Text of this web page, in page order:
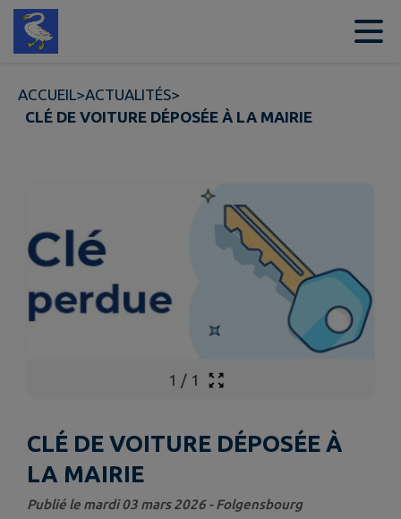
Contenu
ACCUEIL>ACTUALITÉS>
CLÉ DE VOITURE DÉPOSÉE À LA MAIRIE
1 / 1
CLÉ DE VOITURE DÉPOSÉE À
LA MAIRIE
Publié le mardi 03 mars 2026 - Folgensbourg